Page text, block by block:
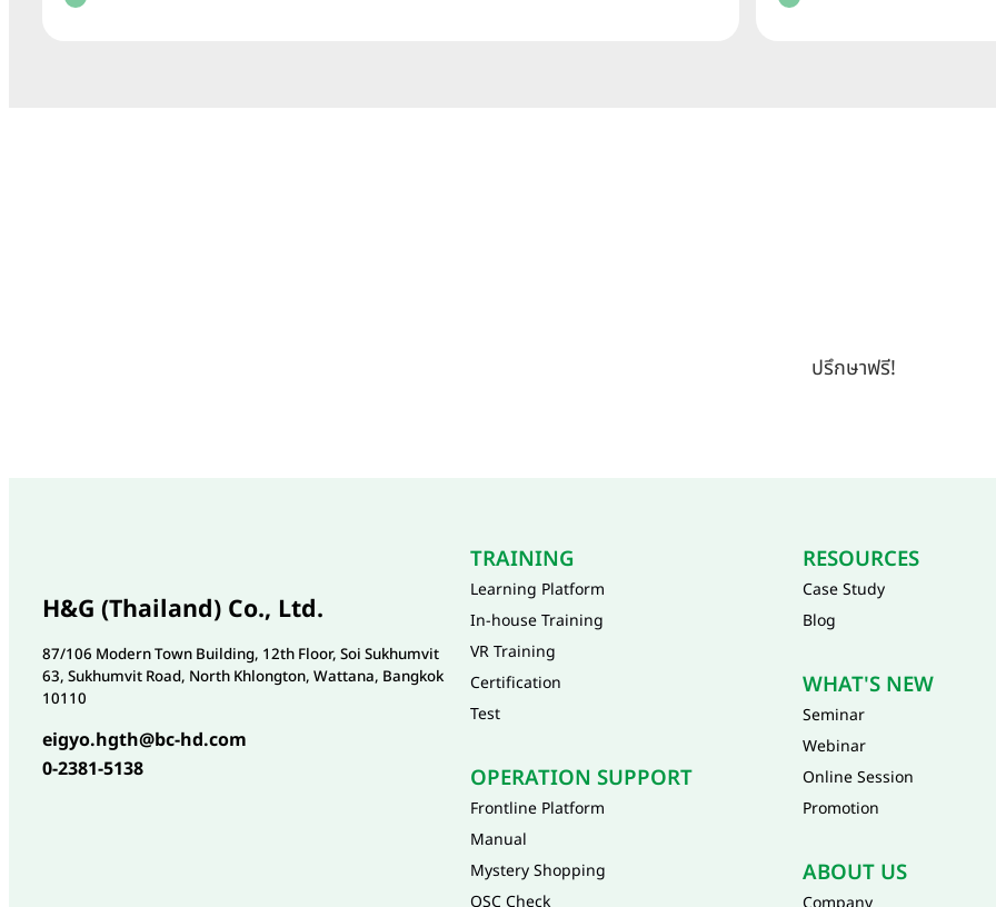
ปรึกษาฟรี!
H&G (Thailand) Co., Ltd.
87/106 Modern Town Building, 12th Floor, Soi Sukhumvit
63, Sukhumvit Road, North Khlongton, Wattana, Bangkok
10110
eigyo.hgth@bc-hd.com
0-2381-5138
TRAINING
Learning Platform
In-house Training
VR Training
Certification
Test
OPERATION SUPPORT
Frontline Platform
Manual
Mystery Shopping
QSC Check
RESOURCES
Case Study
Blog
WHAT'S NEW
Seminar
Webinar
Online Session
Promotion
ABOUT US